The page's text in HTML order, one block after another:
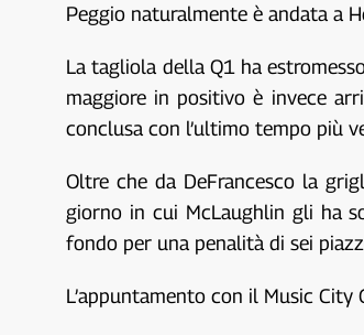
Peggio naturalmente è andata a
La tagliola della Q1 ha
maggiore in positivo è invece
conclusa con l’ultimo tempo più
Oltre che da DeFrancesco la
giorno in cui McLaughlin gli ha
fondo per una penalità di sei
L’appuntamento con il Music